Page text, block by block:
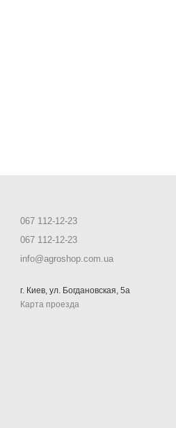
067 112-12-23
067 112-12-23
info@agroshop.com.ua
г. Киев, ул. Богдановская, 5а
Карта проезда